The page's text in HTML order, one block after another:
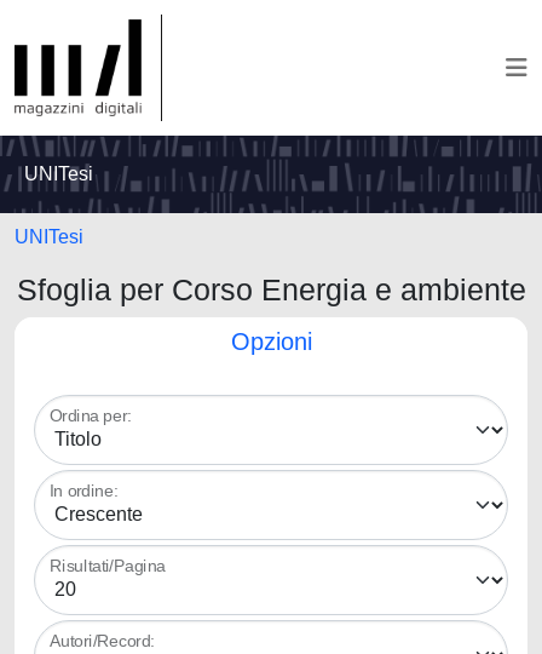
UNITesi
UNITesi
Sfoglia per Corso Energia e ambiente
Opzioni
Ordina per:
In ordine:
Risultati/Pagina
Autori/Record: